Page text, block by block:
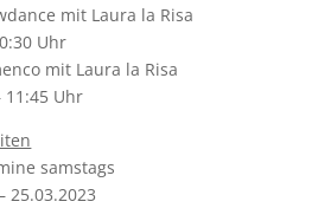
mit Laura la Risa
Uhr
mit Laura la Risa
11:45 Uhr
samstags
25.03.2023